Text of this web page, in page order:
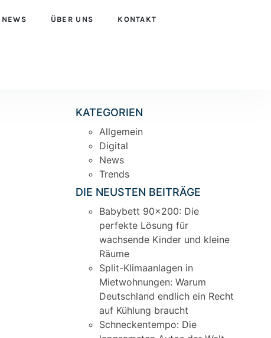
NEWS ÜBER UNS KONTAKT
KATEGORIEN
Allgemein
Digital
News
Trends
DIE NEUSTEN BEITRÄGE
Babybett 90×200: Die
perfekte Lösung für
wachsende Kinder und kleine
Räume
Split-Klimaanlagen in
Mietwohnungen: Warum
Deutschland endlich ein Recht
auf Kühlung braucht
Schneckentempo: Die